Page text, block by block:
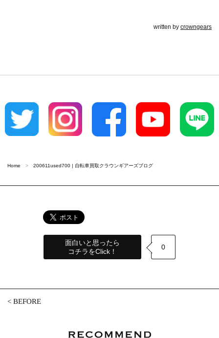
written by crowngears
Home 200611used700 | 自転車買取クラウンギアーズブログ
面白いと思ったら
コチラをClick！
0
<BEFORE